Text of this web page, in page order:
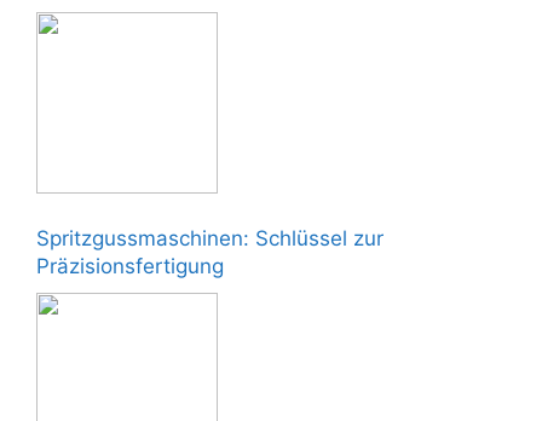
Spritzgussmaschinen: Schlüssel zur
Präzisionsfertigung